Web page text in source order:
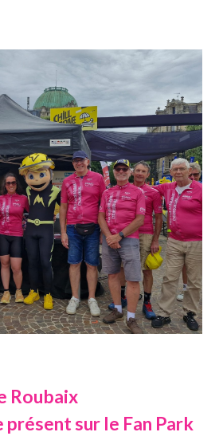
Roubaix
sur le Fan Park